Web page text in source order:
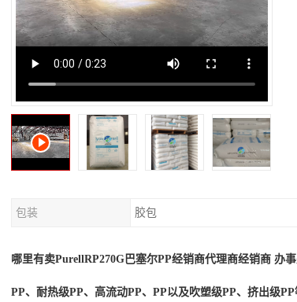
包装 胶包
哪里有卖PurellRP270G 巴塞尔PP经销商代理商经销商 办
PP、耐热级PP、高流动PP、PP以及吹塑级PP、挤出级